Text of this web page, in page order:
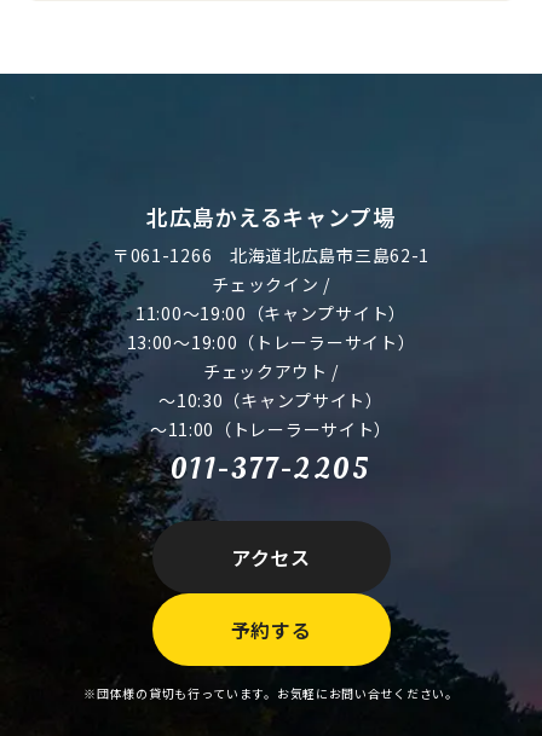
北広島かえるキャンプ場
〒061-1266 北海道北広島市三島62-1
チェックイン /
11:00～19:00（キャンプサイト）
13:00～19:00（トレーラーサイト）
チェックアウト /
～10:30（キャンプサイト）
～11:00（トレーラーサイト）
011-377-2205
アクセス
予約する
※団体様の貸切も行っています。お気軽にお問い合せください。